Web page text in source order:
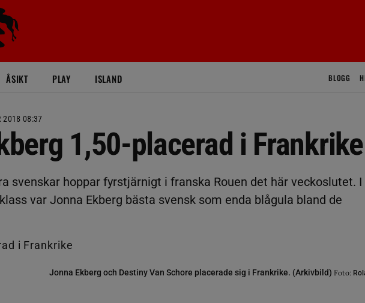
ÅSIKT PLAY ISLAND BLOGG
2018 08:37
1,50-placerad i Frankrike
svenskar hoppar fyrstjärnigt i franska Rouen det här veckoslutet. I
var Jonna Ekberg bästa svensk som enda blågula bland de
Jonna Ekberg och Destiny Van Schore placerade sig i Frankrike. (Arkivbild) Foto: